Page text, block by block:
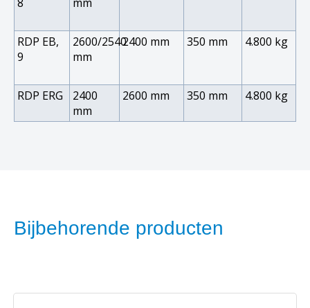
RDP EB,
9
2600/2540
mm
2400 mm 350 mm 4.800 kg
RDP ERG
2400
mm
2600 mm 350 mm 4.800 kg
Bijbehorende producten